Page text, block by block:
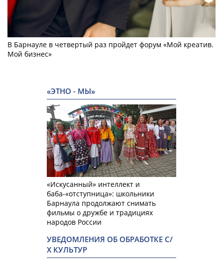
В Барнауле в четвертый раз пройдет форум «Мой креатив.
Мой бизнес»
«ЭТНО - МЫ»
«Искусанный» интеллект и
баба-«отступница»: школьники
Барнаула продолжают снимать
фильмы о дружбе и традициях
народов России
УВЕДОМЛЕНИЯ ОБ ОБРАБОТКЕ С/
Х КУЛЬТУР